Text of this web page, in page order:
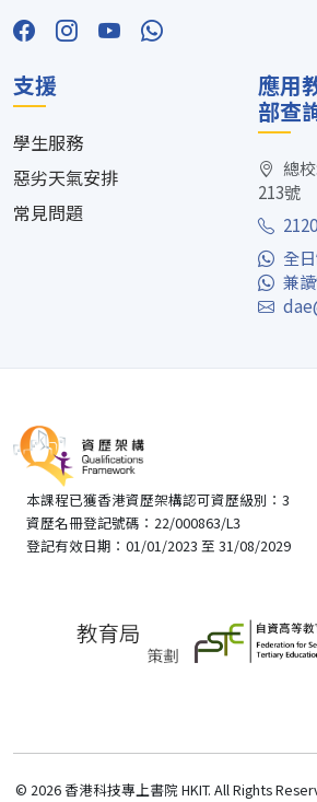
支援
學生服務
惡劣天氣安排
常見問題
應用
部查
總
213號
全
兼
本課程已獲香港資歷架構認可資歷級別：3
資歷名冊登記號碼：22/000863/L3
登記有效日期：01/01/2023 至 31/08/2029
© 2026 香港科技專上書院 HKIT. All Rights